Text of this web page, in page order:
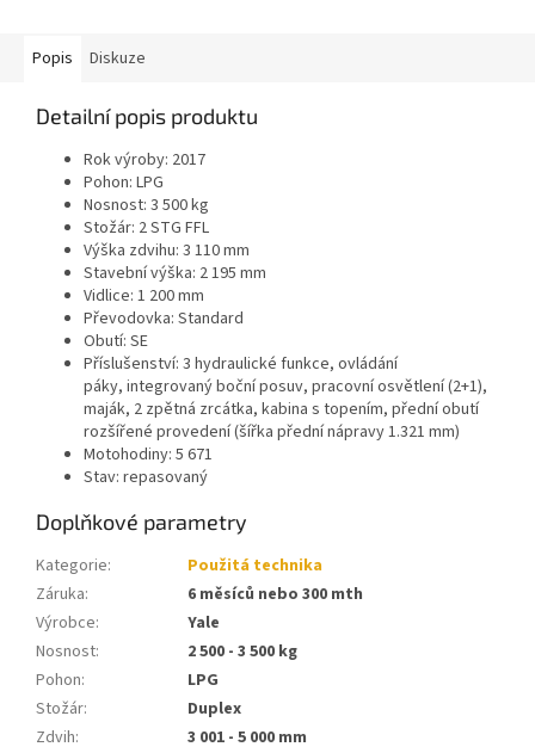
Popis Diskuze
Detailní popis produktu
Rok výroby: 2017
Pohon: LPG
Nosnost: 3 500 kg
Stožár: 2 STG FFL
Výška zdvihu: 3 110 mm
Stavební výška: 2 195 mm
Vidlice: 1 200 mm
Převodovka: Standard
Obutí: SE
Příslušenství: 3 hydraulické funkce, ovládání
páky, integrovaný boční posuv, pracovní osvětlení (2+1),
maják, 2 zpětná zrcátka, kabina s topením, přední obutí
rozšířené provedení (šířka přední nápravy 1.321 mm)
Motohodiny: 5 671
Stav: repasovaný
Doplňkové parametry
Kategorie:
Použitá technika
Záruka:
6 měsíců nebo 300 mth
Výrobce:
Yale
Nosnost:
2 500 - 3 500 kg
Pohon:
LPG
Stožár:
Duplex
Zdvih:
3 001 - 5 000 mm